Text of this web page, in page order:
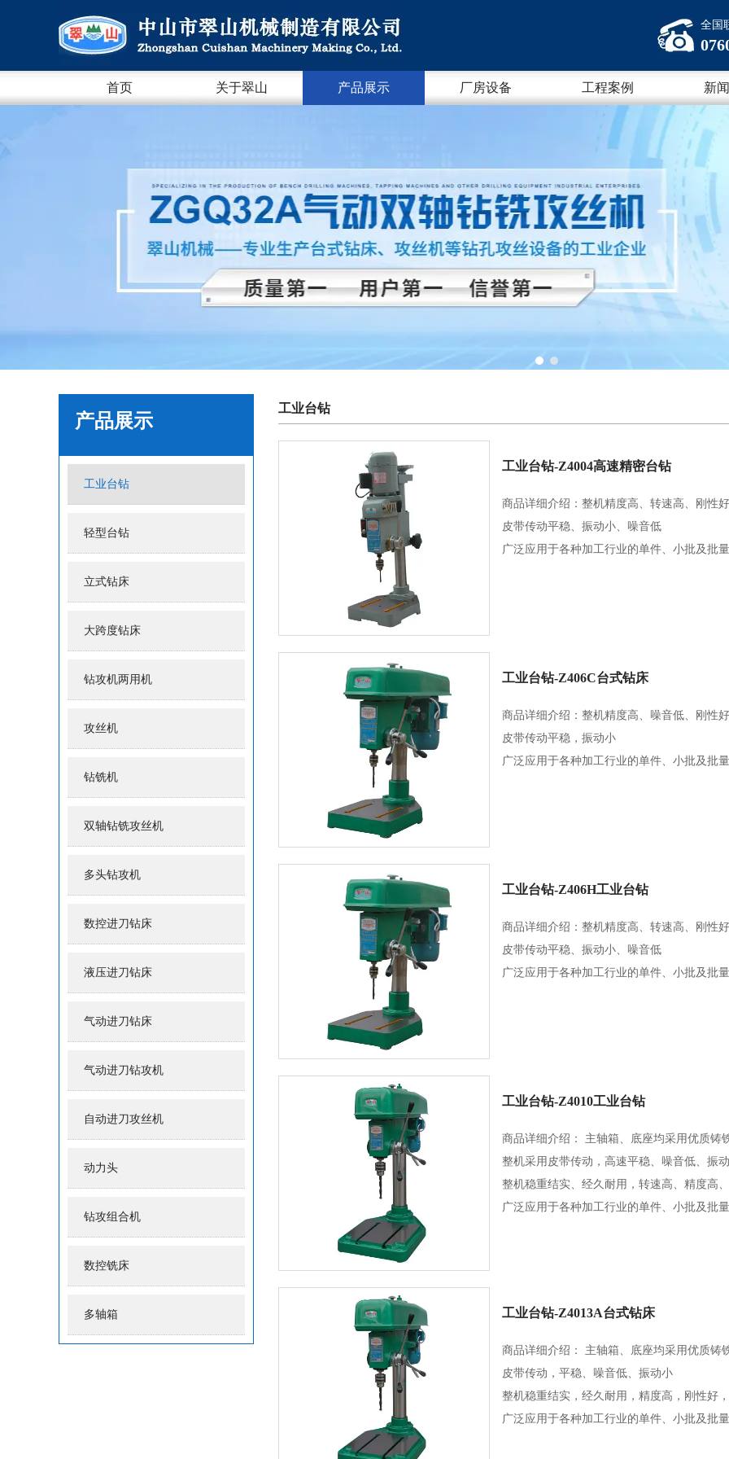
全国
首页 关于翠山 产品展示 厂房设备 工程案例 新
产品展示
工业台钻
轻型台钻
立式钻床
大跨度钻床
钻攻机两用机
攻丝机
钻铣机
双轴钻铣攻丝机
多头钻攻机
数控进刀钻床
液压进刀钻床
气动进刀钻床
气动进刀钻攻机
自动进刀攻丝机
动力头
钻攻组合机
数控铣床
多轴箱
工业台钻
工业台钻-Z4004高速精密台钻
商品详细介绍：整机精度高、转速高、刚性好
皮带传动平稳、振动小、噪音低
广泛应用于各种加工行业的单件、小批及批
工业台钻-Z406C台式钻床
商品详细介绍：整机精度高、噪音低、刚性好
皮带传动平稳，振动小
广泛应用于各种加工行业的单件、小批及批
工业台钻-Z406H工业台钻
商品详细介绍：整机精度高、转速高、刚性好
皮带传动平稳、振动小、噪音低
广泛应用于各种加工行业的单件、小批及批
工业台钻-Z4010工业台钻
商品详细介绍： 主轴箱、底座均采用优质铸
整机采用皮带传动，高速平稳、噪音低、振
整机稳重结实、经久耐用，转速高、精度高
广泛应用于各种加工行业的单件、小批及批
工业台钻-Z4013A台式钻床
商品详细介绍： 主轴箱、底座均采用优质铸
皮带传动，平稳、噪音低、振动小
整机稳重结实，经久耐用，精度高，刚性好
广泛应用于各种加工行业的单件、小批及批